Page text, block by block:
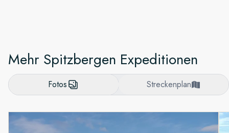
Mehr Spitzbergen Expeditionen
Fotos Streckenplan